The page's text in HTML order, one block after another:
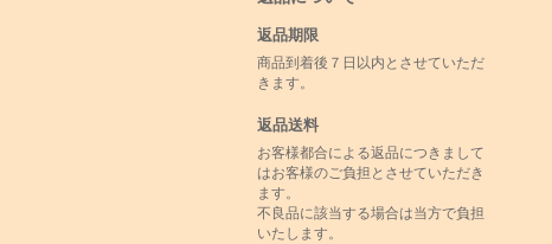
返品期限
商品到着後７日以内とさせていただ
きます。
返品送料
お客様都合による返品につきまして
はお客様のご負担とさせていただき
ます。
不良品に該当する場合は当方で負担
いたします。